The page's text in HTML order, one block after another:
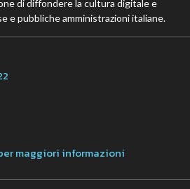
di diffondere la cultura digitale e
e pubbliche amministrazioni italiane.
maggiori informazioni